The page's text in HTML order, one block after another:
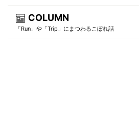
COLUMN
「Run」や「Trip」にまつわるこぼれ話